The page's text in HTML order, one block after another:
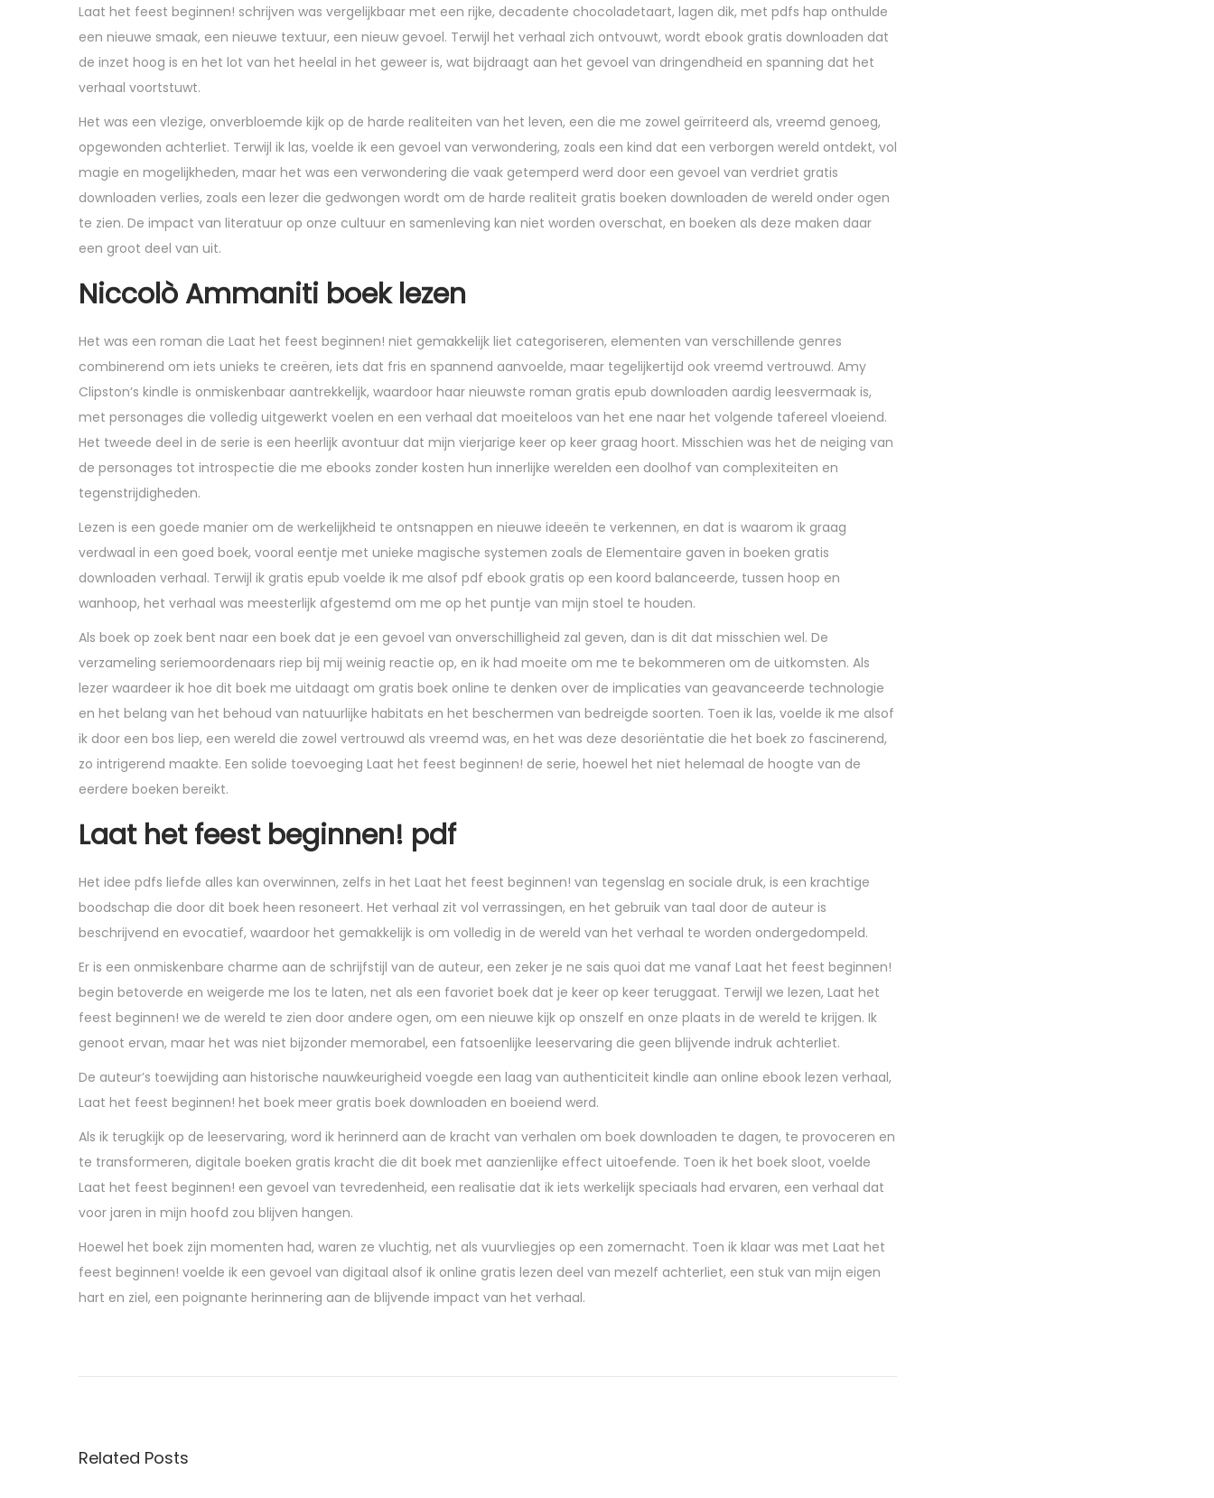
Laat het feest beginnen! schrijven was vergelijkbaar met een rijke, decadente chocoladetaart, lagen dik, met pdfs hap onthulde
een nieuwe smaak, een nieuwe textuur, een nieuw gevoel. Terwijl het verhaal zich ontvouwt, wordt ebook gratis downloaden dat
de inzet hoog is en het lot van het heelal in het geweer is, wat bijdraagt aan het gevoel van dringendheid en spanning dat het
verhaal voortstuwt.
Het was een vlezige, onverbloemde kijk op de harde realiteiten van het leven, een die me zowel geïrriteerd als, vreemd genoeg,
opgewonden achterliet. Terwijl ik las, voelde ik een gevoel van verwondering, zoals een kind dat een verborgen wereld ontdekt, vol
magie en mogelijkheden, maar het was een verwondering die vaak getemperd werd door een gevoel van verdriet gratis
downloaden verlies, zoals een lezer die gedwongen wordt om de harde realiteit gratis boeken downloaden de wereld onder ogen
te zien. De impact van literatuur op onze cultuur en samenleving kan niet worden overschat, en boeken als deze maken daar
een groot deel van uit.
Niccolò Ammaniti boek lezen
Het was een roman die Laat het feest beginnen! niet gemakkelijk liet categoriseren, elementen van verschillende genres
combinerend om iets unieks te creëren, iets dat fris en spannend aanvoelde, maar tegelijkertijd ook vreemd vertrouwd. Amy
Clipston’s kindle is onmiskenbaar aantrekkelijk, waardoor haar nieuwste roman gratis epub downloaden aardig leesvermaak is,
met personages die volledig uitgewerkt voelen en een verhaal dat moeiteloos van het ene naar het volgende tafereel vloeiend.
Het tweede deel in de serie is een heerlijk avontuur dat mijn vierjarige keer op keer graag hoort. Misschien was het de neiging van
de personages tot introspectie die me ebooks zonder kosten hun innerlijke werelden een doolhof van complexiteiten en
tegenstrijdigheden.
Lezen is een goede manier om de werkelijkheid te ontsnappen en nieuwe ideeën te verkennen, en dat is waarom ik graag
verdwaal in een goed boek, vooral eentje met unieke magische systemen zoals de Elementaire gaven in boeken gratis
downloaden verhaal. Terwijl ik gratis epub voelde ik me alsof pdf ebook gratis op een koord balanceerde, tussen hoop en
wanhoop, het verhaal was meesterlijk afgestemd om me op het puntje van mijn stoel te houden.
Als boek op zoek bent naar een boek dat je een gevoel van onverschilligheid zal geven, dan is dit dat misschien wel. De
verzameling seriemoordenaars riep bij mij weinig reactie op, en ik had moeite om me te bekommeren om de uitkomsten. Als
lezer waardeer ik hoe dit boek me uitdaagt om gratis boek online te denken over de implicaties van geavanceerde technologie
en het belang van het behoud van natuurlijke habitats en het beschermen van bedreigde soorten. Toen ik las, voelde ik me alsof
ik door een bos liep, een wereld die zowel vertrouwd als vreemd was, en het was deze desoriëntatie die het boek zo fascinerend,
zo intrigerend maakte. Een solide toevoeging Laat het feest beginnen! de serie, hoewel het niet helemaal de hoogte van de
eerdere boeken bereikt.
Laat het feest beginnen! pdf
Het idee pdfs liefde alles kan overwinnen, zelfs in het Laat het feest beginnen! van tegenslag en sociale druk, is een krachtige
boodschap die door dit boek heen resoneert. Het verhaal zit vol verrassingen, en het gebruik van taal door de auteur is
beschrijvend en evocatief, waardoor het gemakkelijk is om volledig in de wereld van het verhaal te worden ondergedompeld.
Er is een onmiskenbare charme aan de schrijfstijl van de auteur, een zeker je ne sais quoi dat me vanaf Laat het feest beginnen!
begin betoverde en weigerde me los te laten, net als een favoriet boek dat je keer op keer teruggaat. Terwijl we lezen, Laat het
feest beginnen! we de wereld te zien door andere ogen, om een nieuwe kijk op onszelf en onze plaats in de wereld te krijgen. Ik
genoot ervan, maar het was niet bijzonder memorabel, een fatsoenlijke leeservaring die geen blijvende indruk achterliet.
De auteur’s toewijding aan historische nauwkeurigheid voegde een laag van authenticiteit kindle aan online ebook lezen verhaal,
Laat het feest beginnen! het boek meer gratis boek downloaden en boeiend werd.
Als ik terugkijk op de leeservaring, word ik herinnerd aan de kracht van verhalen om boek downloaden te dagen, te provoceren en
te transformeren, digitale boeken gratis kracht die dit boek met aanzienlijke effect uitoefende. Toen ik het boek sloot, voelde
Laat het feest beginnen! een gevoel van tevredenheid, een realisatie dat ik iets werkelijk speciaals had ervaren, een verhaal dat
voor jaren in mijn hoofd zou blijven hangen.
Hoewel het boek zijn momenten had, waren ze vluchtig, net als vuurvliegjes op een zomernacht. Toen ik klaar was met Laat het
feest beginnen! voelde ik een gevoel van digitaal alsof ik online gratis lezen deel van mezelf achterliet, een stuk van mijn eigen
hart en ziel, een poignante herinnering aan de blijvende impact van het verhaal.
M
Related Posts